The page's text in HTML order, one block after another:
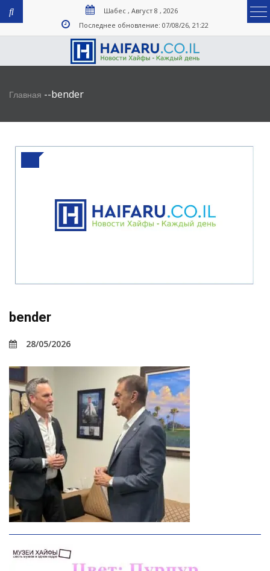
Шабес , Август 8 , 2026
Последнее обновление: 07/08/26, 21:22
Главная --bender
bender
28/05/2026